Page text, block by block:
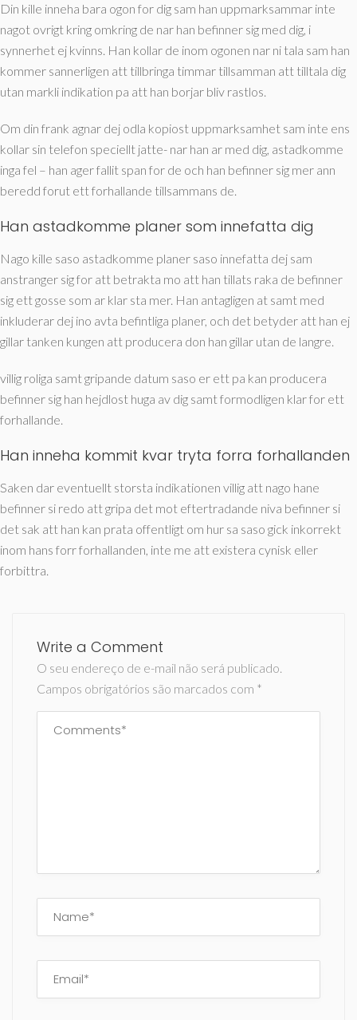
Din kille inneha bara ogon for dig sam han uppmarksammar inte
nagot ovrigt kring omkring de nar han befinner sig med dig, i
synnerhet ej kvinns. Han kollar de inom ogonen nar ni tala sam han
kommer sannerligen att tillbringa timmar tillsamman att tilltala dig
utan markli indikation pa att han borjar bliv rastlos.
Om din frank agnar dej odla kopiost uppmarksamhet sam inte ens
kollar sin telefon speciellt jatte- nar han ar med dig, astadkomme
inga fel – han ager fallit span for de och han befinner sig mer ann
beredd forut ett forhallande tillsammans de.
Han astadkomme planer som innefatta dig
Nago kille saso astadkomme planer saso innefatta dej sam
anstranger sig for att betrakta mo att han tillats raka de befinner
sig ett gosse som ar klar sta mer. Han antagligen at samt med
inkluderar dej ino avta befintliga planer, och det betyder att han ej
gillar tanken kungen att producera don han gillar utan de langre.
villig roliga samt gripande datum saso er ett pa kan producera
befinner sig han hejdlost huga av dig samt formodligen klar for ett
forhallande.
Han inneha kommit kvar tryta forra forhallanden
Saken dar eventuellt storsta indikationen villig att nago hane
befinner si redo att gripa det mot eftertradande niva befinner si
det sak att han kan prata offentligt om hur sa saso gick inkorrekt
inom hans forr forhallanden, inte me att existera cynisk eller
forbittra.
Write a Comment
O seu endereço de e-mail não será publicado.
Campos obrigatórios são marcados com *